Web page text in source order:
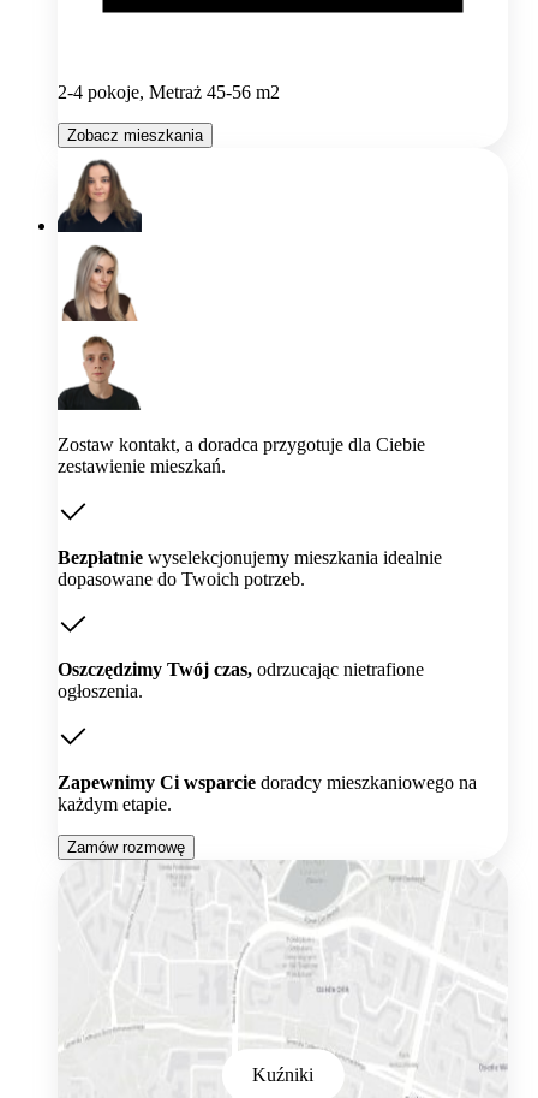
2-4 pokoje, Metraż 45-56 m2
Zobacz mieszkania
Zostaw kontakt, a doradca przygotuje dla Ciebie
zestawienie mieszkań.
Bezpłatnie wyselekcjonujemy mieszkania idealnie
dopasowane do Twoich potrzeb.
Oszczędzimy Twój czas, odrzucając nietrafione
ogłoszenia.
Zapewnimy Ci wsparcie doradcy mieszkaniowego na
każdym etapie.
Zamów rozmowę
Kuźniki